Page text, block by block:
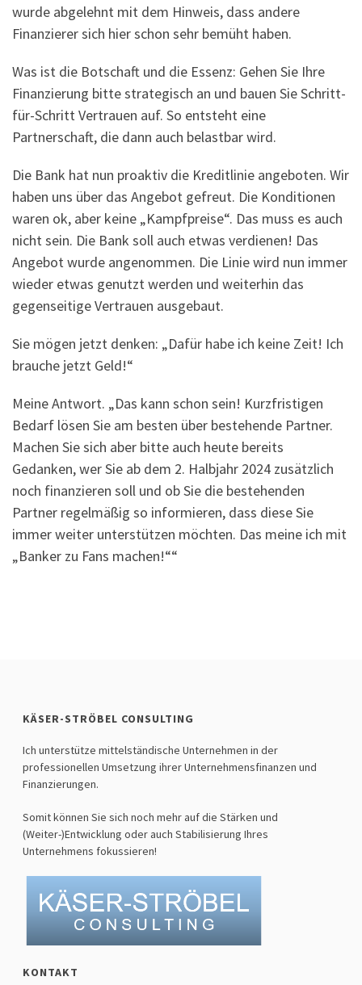
wurde abgelehnt mit dem Hinweis, dass andere
Finanzierer sich hier schon sehr bemüht haben.
Was ist die Botschaft und die Essenz: Gehen Sie Ihre
Finanzierung bitte strategisch an und bauen Sie Schritt-
für-Schritt Vertrauen auf. So entsteht eine
Partnerschaft, die dann auch belastbar wird.
Die Bank hat nun proaktiv die Kreditlinie angeboten. Wir
haben uns über das Angebot gefreut. Die Konditionen
waren ok, aber keine „Kampfpreise“. Das muss es auch
nicht sein. Die Bank soll auch etwas verdienen! Das
Angebot wurde angenommen. Die Linie wird nun immer
wieder etwas genutzt werden und weiterhin das
gegenseitige Vertrauen ausgebaut.
Sie mögen jetzt denken: „Dafür habe ich keine Zeit! Ich
brauche jetzt Geld!“
Meine Antwort. „Das kann schon sein! Kurzfristigen
Bedarf lösen Sie am besten über bestehende Partner.
Machen Sie sich aber bitte auch heute bereits
Gedanken, wer Sie ab dem 2. Halbjahr 2024 zusätzlich
noch finanzieren soll und ob Sie die bestehenden
Partner regelmäßig so informieren, dass diese Sie
immer weiter unterstützen möchten. Das meine ich mit
„Banker zu Fans machen!““
KÄSER-STRÖBEL CONSULTING
Ich unterstütze mittelständische Unternehmen in der
professionellen Umsetzung ihrer Unternehmensfinanzen und
Finanzierungen.
Somit können Sie sich noch mehr auf die Stärken und
(Weiter-)Entwicklung oder auch Stabilisierung Ihres
Unternehmens fokussieren!
KONTAKT